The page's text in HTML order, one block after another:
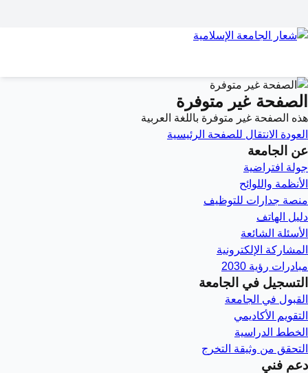
الصفحة غير متوفرة
هذه الصفحة غير متوفرة باللغة العربية
العودة الانتقال للصفحة الرئيسية
عن الجامعة
جولة افتراضية
الأنظمة واللوائح
منصة جدارات للتوظيف
دليل الهاتف
الأسئلة الشائعة
المشاركة الإلكترونية
مبادرات رؤية 2030
التسجيل في الجامعة
القبول في الجامعة
التقويم الأكاديمي
الخطط الدراسية
التحقق من وثيقة التخرج
دعم فني